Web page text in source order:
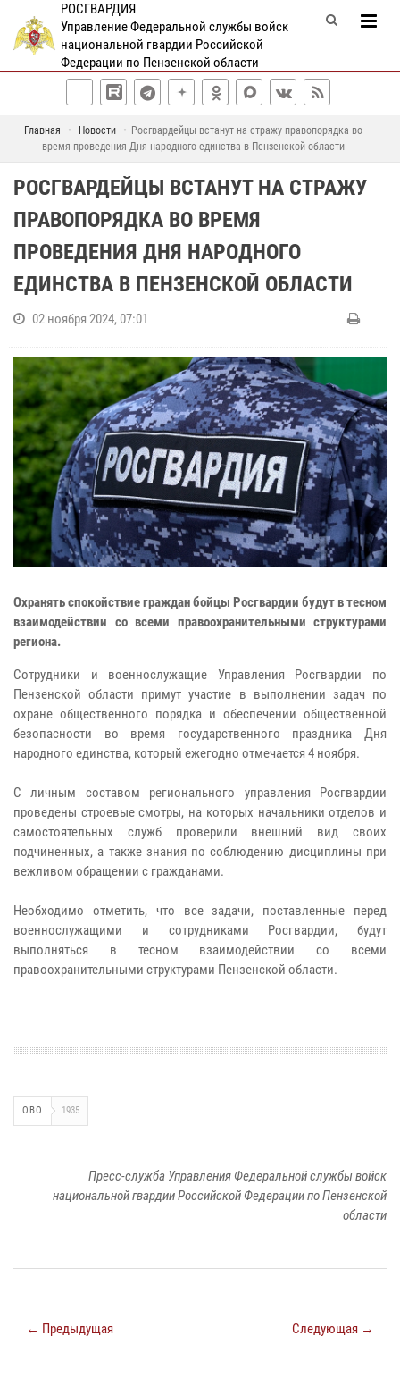
РОСГВАРДИЯ
Управление Федеральной службы войск
национальной гвардии Российской
Федерации по Пензенской области
Главная Новости
Росгвардейцы встанут на стражу правопорядка во
время проведения Дня народного единства в Пензенской области
РОСГВАРДЕЙЦЫ ВСТАНУТ НА СТРАЖУ
ПРАВОПОРЯДКА ВО ВРЕМЯ
ПРОВЕДЕНИЯ ДНЯ НАРОДНОГО
ЕДИНСТВА В ПЕНЗЕНСКОЙ ОБЛАСТИ
02 ноября 2024, 07:01
Охранять спокойствие граждан бойцы Росгвардии будут в тесном
взаимодействии со всеми правоохранительными структурами
региона.
Сотрудники и военнослужащие Управления Росгвардии по
Пензенской области примут участие в выполнении задач по
охране общественного порядка и обеспечении общественной
безопасности во время государственного праздника Дня
народного единства, который ежегодно отмечается 4 ноября.
С личным составом регионального управления Росгвардии
проведены строевые смотры, на которых начальники отделов и
самостоятельных служб проверили внешний вид своих
подчиненных, а также знания по соблюдению дисциплины при
вежливом обращении с гражданами.
Необходимо отметить, что все задачи, поставленные перед
военнослужащими и сотрудниками Росгвардии, будут
выполняться в тесном взаимодействии со всеми
правоохранительными структурами Пензенской области.
ОВО 1935
Пресс-служба Управления Федеральной службы войск
национальной гвардии Российской Федерации по Пензенской
области
← Предыдущая Следующая →